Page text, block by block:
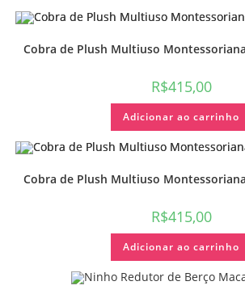
Cobra de Plush Multiuso
R$415,00
Adicionar ao carrinho
Cobra de Plush Multiuso
R$415,00
Adicionar ao carrinho